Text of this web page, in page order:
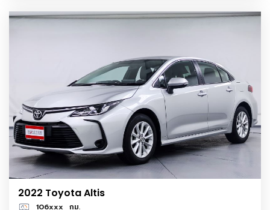
2022 Toyota Altis
106xxx กม.